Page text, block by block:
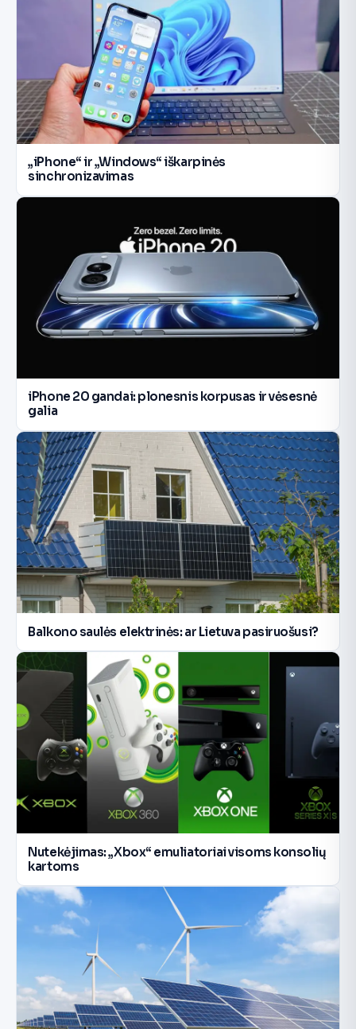
„iPhone“ ir „Windows“ iškarpinės
sinchronizavimas
iPhone 20 gandai: plonesnis korpusas ir vėsesnė
galia
Balkono saulės elektrinės: ar Lietuva pasiruošusi?
Nutekėjimas: „Xbox“ emuliatoriai visoms konsolių
kartoms